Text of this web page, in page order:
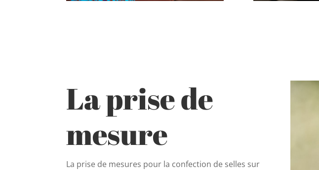
La prise de
mesure
La prise de mesures pour la confection de selles sur